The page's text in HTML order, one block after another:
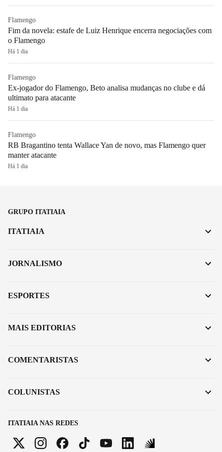
Flamengo
Fim da novela: estafe de Luiz Henrique encerra negociações com
o Flamengo
Há 1 dia
Flamengo
Ex-jogador do Flamengo, Beto analisa mudanças no clube e dá
ultimato para atacante
Há 1 dia
Flamengo
RB Bragantino tenta Wallace Yan de novo, mas Flamengo quer
manter atacante
Há 1 dia
GRUPO ITATIAIA
ITATIAIA NAS REDES
ITATIAIA
JORNALISMO
ESPORTES
MAIS EDITORIAS
COMENTARISTAS
COLUNISTAS